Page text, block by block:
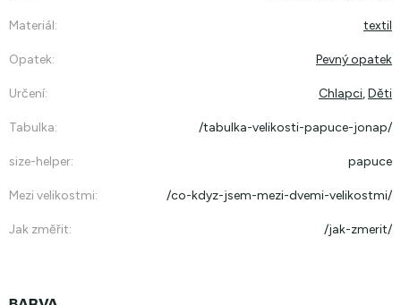
Materiál: textil
Opatek: Pevný opatek
Určení: Chlapci,Děti
Tabulka: /tabulka-velikosti-papuce-jonap/
size-helper: papuce
Mezi velikostmi: /co-kdyz-jsem-mezi-dvemi-velikostmi/
Jak změřit: /jak-zmerit/